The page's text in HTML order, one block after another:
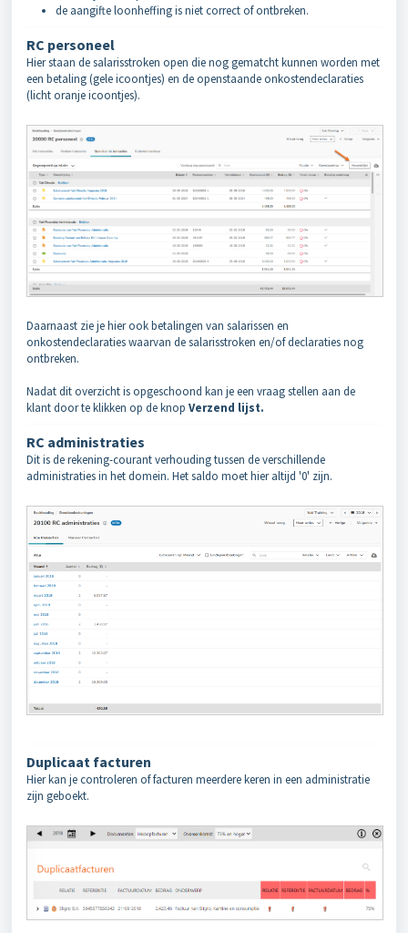
de aangifte loonheffing is niet correct of ontbreken.
RC personeel
Hier staan de salarisstroken open die nog gematcht kunnen worden met
een betaling (gele icoontjes) en de openstaande onkostendeclaraties
(licht oranje icoontjes).
Daarnaast zie je hier ook betalingen van salarissen en
onkostendeclaraties waarvan de salarisstroken en/of declaraties nog
ontbreken.
Nadat dit overzicht is opgeschoond kan je een vraag stellen aan de
klant door te klikken op de knop Verzend lijst.
RC administraties
Dit is de rekening-courant verhouding tussen de verschillende
administraties in het domein. Het saldo moet hier altijd '0' zijn.
Duplicaat facturen
Hier kan je controleren of facturen meerdere keren in een administratie
zijn geboekt.